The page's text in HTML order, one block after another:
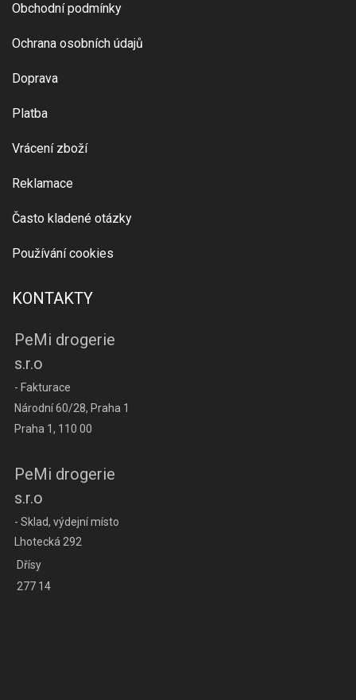
Obchodní podmínky
Ochrana osobních údajů
Doprava
Platba
Vrácení zboží
Reklamace
Často kladené otázky
Používání cookies
KONTAKTY
PeMi drogerie
s.r.o
- Fakturace
Národní 60/28, Praha 1
Praha 1, 110 00
PeMi drogerie
s.r.o
- Sklad, výdejní místo
Lhotecká 292
Dřísy
277 14